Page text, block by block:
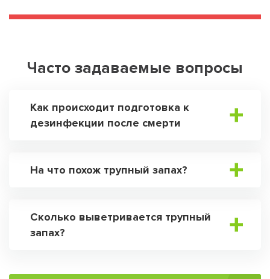
Часто задаваемые вопросы
Как происходит подготовка к
дезинфекции после смерти
На что похож трупный запах?
Сколько выветривается трупный
запах?